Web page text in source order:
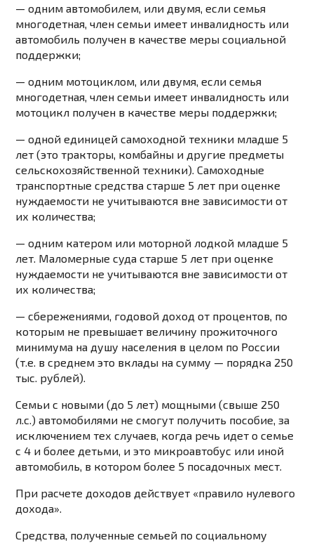
— одним автомобилем, или двумя, если семья
многодетная, член семьи имеет инвалидность или
автомобиль получен в качестве меры социальной
поддержки;
— одним мотоциклом, или двумя, если семья
многодетная, член семьи имеет инвалидность или
мотоцикл получен в качестве меры поддержки;
— одной единицей самоходной техники младше 5
лет (это тракторы, комбайны и другие предметы
сельскохозяйственной техники). Самоходные
транспортные средства старше 5 лет при оценке
нуждаемости не учитываются вне зависимости от
их количества;
— одним катером или моторной лодкой младше 5
лет. Маломерные суда старше 5 лет при оценке
нуждаемости не учитываются вне зависимости от
их количества;
— сбережениями, годовой доход от процентов, по
которым не превышает величину прожиточного
минимума на душу населения в целом по России
(т.е. в среднем это вклады на сумму — порядка 250
тыс. рублей).
Семьи с новыми (до 5 лет) мощными (свыше 250
л.с.) автомобилями не смогут получить пособие, за
исключением тех случаев, когда речь идет о семье
с 4 и более детьми, и это микроавтобус или иной
автомобиль, в котором более 5 посадочных мест.
При расчете доходов действует «правило нулевого
дохода».
Средства, полученные семьей по социальному